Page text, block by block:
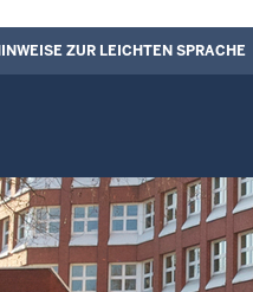
ZUR LEICHTEN SPRACHE